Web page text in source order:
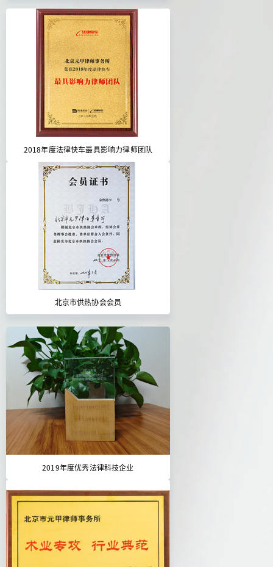
2018年度法律快车最具影响力律师团队
北京市供热协会会员
2019年度优秀法律科技企业